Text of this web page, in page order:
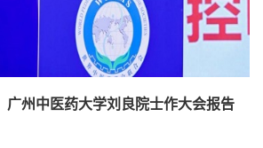
广州中医药大学刘良院士作大会报告